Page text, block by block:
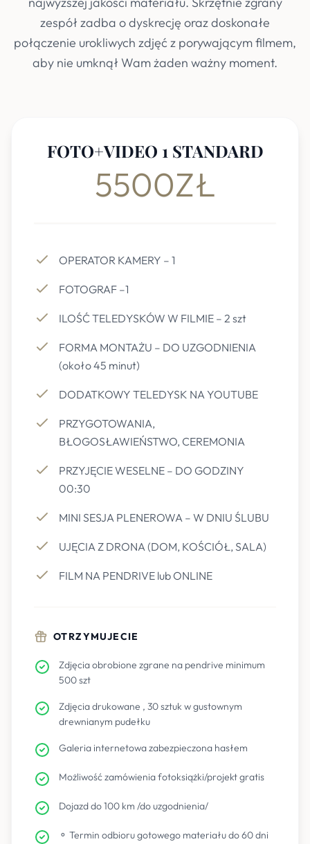
zespół zadba o dyskrecję oraz doskonałe
połączenie urokliwych zdjęć z porywającym filmem,
aby nie umknął Wam żaden ważny moment.
FOTO+VIDEO 1 STANDARD
5500ZŁ
OPERATOR KAMERY – 1
FOTOGRAF –1
ILOŚĆ TELEDYSKÓW W FILMIE – 2 szt
FORMA MONTAŻU – DO UZGODNIENIA
(około 45 minut)
DODATKOWY TELEDYSK NA YOUTUBE
PRZYGOTOWANIA,
BŁOGOSŁAWIEŃSTWO, CEREMONIA
PRZYJĘCIE WESELNE – DO GODZINY
00:30
MINI SESJA PLENEROWA – W DNIU ŚLUBU
UJĘCIA Z DRONA (DOM, KOŚCIÓŁ, SALA)
FILM NA PENDRIVE lub ONLINE
OTRZYMUJECIE
Zdjęcia obrobione zgrane na pendrive minimum
500 szt
Zdjęcia drukowane , 30 sztuk w gustownym
drewnianym pudełku
Galeria internetowa zabezpieczona hasłem
Możliwość zamówienia fotoksiążki/projekt gratis
Dojazd do 100 km /do uzgodnienia/
⚬ Termin odbioru gotowego materiału do 60 dni